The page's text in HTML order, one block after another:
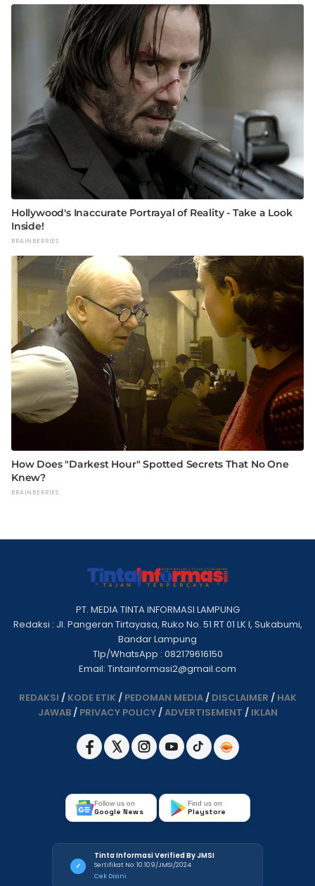
PT. MEDIA TINTA INFORMASI LAMPUNG
Redaksi : Jl. Pangeran Tirtayasa, Ruko No. 51 RT 01 LK I, Sukabumi,
Bandar Lampung
Tlp/WhatsApp : 082179616150
Email: Tintainformasi2@gmail.com
REDAKSI / KODE ETIK / PEDOMAN MEDIA/ DISCLAIMER / HAK
JAWAB/ PRIVACY POLICY/ADVERTISEMENT / IKLAN
Follow us on
Google News
Find us on
Playstore
✓
Tinta Informasi Verified By JMSI
Sertifikat No: 10.109/JMSI/2024
Cek Disini